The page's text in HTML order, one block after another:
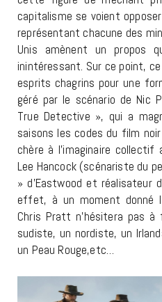
capitalisme se voient
représentant chacune des
Unis amènent un propos
inintéressant. Sur ce point,
esprits chagrins pour une
géré par le scénario de Nic
True Detective », qui a
saisons les codes du film
chère à l’imaginaire
Lee Hancock (scénariste du
» d’Eastwood et réalisateur
effet, à un moment donné
Chris Pratt n’hésitera pas à
sudiste, un nordiste, un
un Peau Rouge,etc…